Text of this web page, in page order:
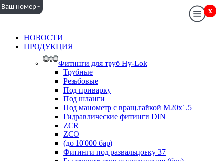
НОВОСТИ
ПРОДУКЦИЯ
Фитинги для труб Hy-Lok
Трубные
Резьбовые
Под приварку
Под шланги
Под манометр с вращ.гайкой M20x1.5
Гидравлические фитинги DIN
ZCR
ZCO
(до 10'000 бар)
Фитинги под развальцовку 37
x
Ваш номер - x